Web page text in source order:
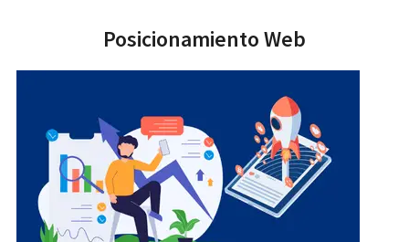
Posicionamiento Web